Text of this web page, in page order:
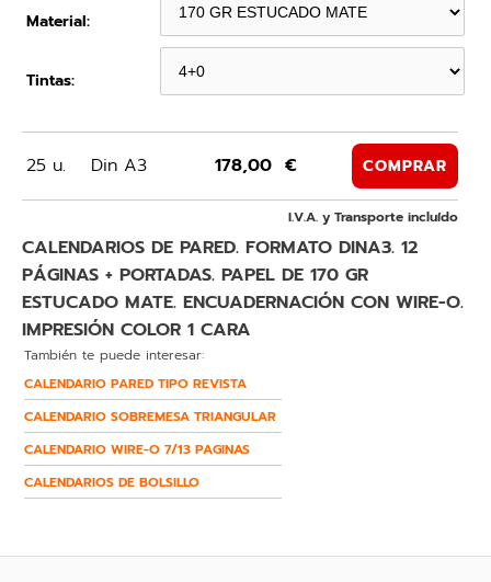
Material:
Tintas:
25 u. Din A3 178,00 € COMPRAR
I.V.A. y Transporte incluído
CALENDARIOS DE PARED. FORMATO DINA3. 12
PÁGINAS + PORTADAS. PAPEL DE 170 GR
ESTUCADO MATE. ENCUADERNACIÓN CON WIRE-O.
IMPRESIÓN COLOR 1 CARA
También te puede interesar:
CALENDARIO PARED TIPO REVISTA
CALENDARIO SOBREMESA TRIANGULAR
CALENDARIO WIRE-O 7/13 PAGINAS
CALENDARIOS DE BOLSILLO